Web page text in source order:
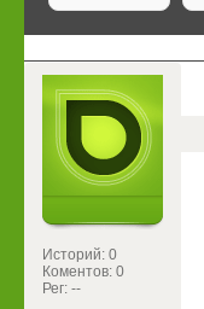
Историй: 0
Коментов: 0
Рег: --